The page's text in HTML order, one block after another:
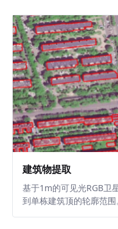
建筑物提取
基于1m的可见光RGB卫
到单栋建筑顶的轮廓范围